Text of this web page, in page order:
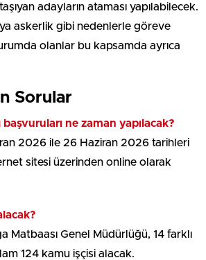
adayların ataması yapılabilecek.
askerlik gibi nedenlerle göreve
olanlar bu kapsamda ayrıca
Sorular
başvuruları ne zaman yapılacak?
2026 ile 26 Haziran 2026 tarihleri
sitesi üzerinden online olarak
Matbaası Genel Müdürlüğü, 14 farklı
124 kamu işçisi alacak.